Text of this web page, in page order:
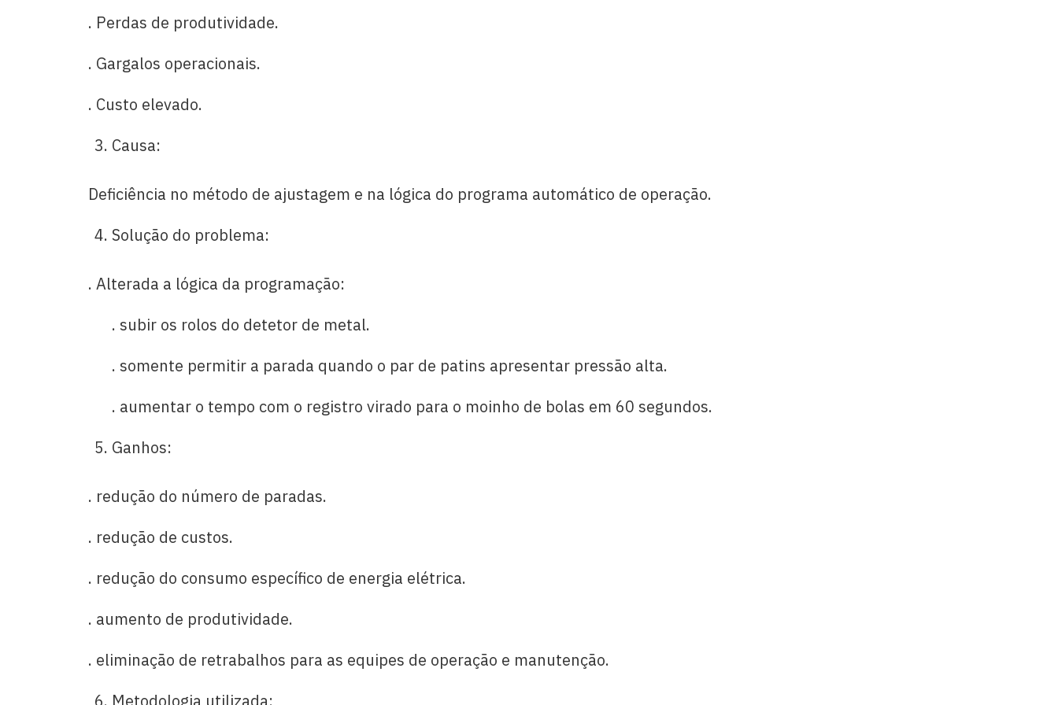
. Perdas de produtividade.
. Gargalos operacionais.
. Custo elevado.
Causa:
Deficiência no método de ajustagem e na lógica do programa automático de operação.
Solução do problema:
. Alterada a lógica da programação:
. subir os rolos do detetor de metal.
. somente permitir a parada quando o par de patins apresentar pressão alta.
. aumentar o tempo com o registro virado para o moinho de bolas em 60 segundos.
Ganhos:
. redução do número de paradas.
. redução de custos.
. redução do consumo específico de energia elétrica.
. aumento de produtividade.
. eliminação de retrabalhos para as equipes de operação e manutenção.
Metodologia utilizada: